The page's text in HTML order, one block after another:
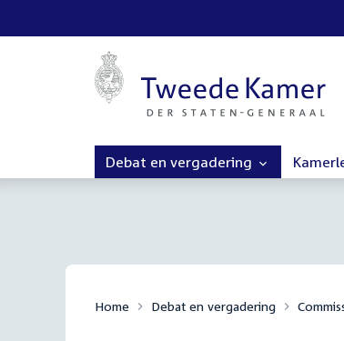
Debat en vergadering
Home Debat en vergadering